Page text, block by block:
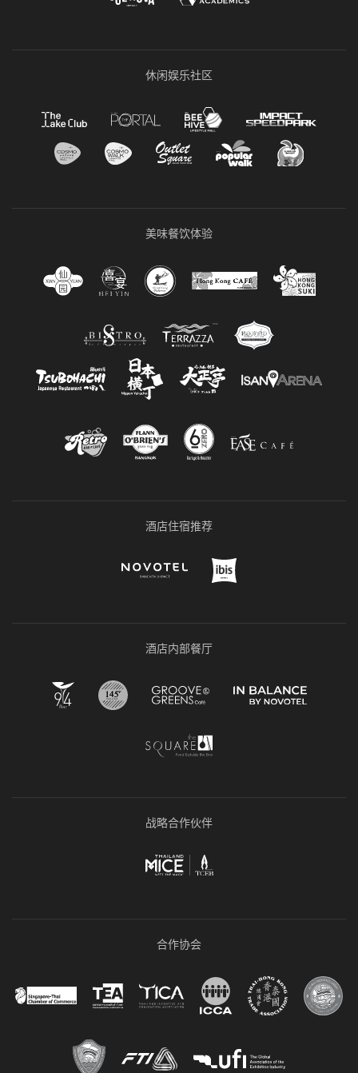
休闲娱乐社区
美味餐饮体验
酒店住宿推荐
酒店内部餐厅
战略合作伙伴
合作协会